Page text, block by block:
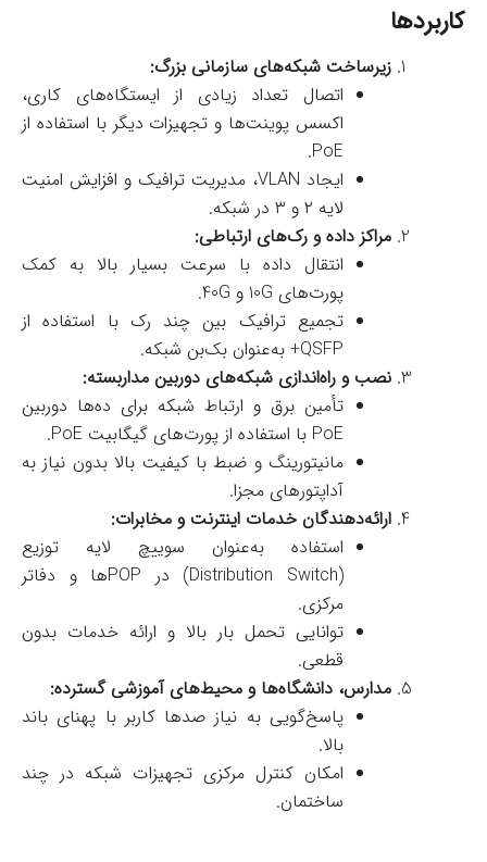
کاربردها
زیرساخت شبکه‌های سازمانی بزرگ:
اتصال تعداد زیادی از ایستگاه‌های کاری،
اکسس پوینت‌ها و تجهیزات دیگر با استفاده از
PoE.
ایجاد VLAN، مدیریت ترافیک و افزایش امنیت
لایه ۲ و ۳ در شبکه.
مراکز داده و رک‌های ارتباطی:
انتقال داده با سرعت بسیار بالا به کمک
پورت‌های 10G و 40G.
تجمیع ترافیک بین چند رک با استفاده از
QSFP+ به‌عنوان بک‌بن شبکه.
نصب و راه‌اندازی شبکه‌های دوربین مداربسته:
تأمین برق و ارتباط شبکه برای ده‌ها دوربین
PoE با استفاده از پورت‌های گیگابیت PoE.
مانیتورینگ و ضبط با کیفیت بالا بدون نیاز به
آداپتورهای مجزا.
ارائه‌دهندگان خدمات اینترنت و مخابرات:
استفاده به‌عنوان سوییچ لایه توزیع
(Distribution Switch) در POPها و دفاتر
مرکزی.
توانایی تحمل بار بالا و ارائه خدمات بدون
قطعی.
مدارس، دانشگاه‌ها و محیط‌های آموزشی گسترده:
پاسخ‌گویی به نیاز صدها کاربر با پهنای باند
بالا.
امکان کنترل مرکزی تجهیزات شبکه در چند
ساختمان.